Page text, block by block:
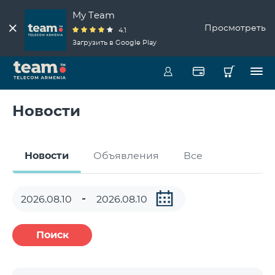
My Team
4.1
Загрузить в Google Play
Просмотреть
Новости
Новости Объявления Все
Поиск